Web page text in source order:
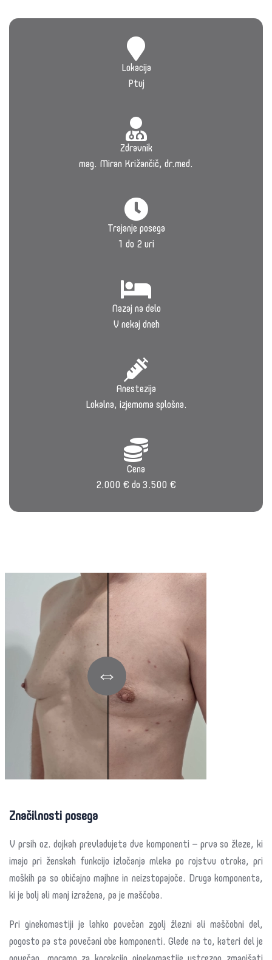
Lokacija
Ptuj
Zdravnik
mag. Miran Križančič, dr.med.
Trajanje posega
1 do 2 uri
Nazaj na delo
V nekaj dneh
Anestezija
Lokalna, izjemoma splošna.
Cena
2.000 € do 3.500 €
Značilnosti posega
V prsih oz. dojkah prevladujeta dve komponenti – prva so žleze, ki
imajo pri ženskah funkcijo izločanja mleka po rojstvu otroka, pri
moških pa so običajno majhne in neizstopajoče. Druga komponenta,
ki je bolj ali manj izražena, pa je maščoba.
Pri ginekomastiji je lahko povečan zgolj žlezni ali maščobni del,
pogosto pa sta povečani obe komponenti. Glede na to, kateri del je